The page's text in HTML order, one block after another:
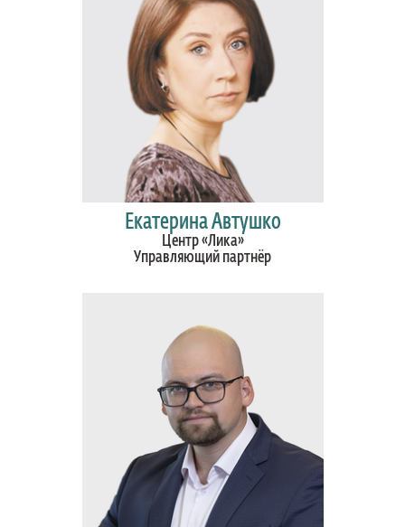
Екатерина Автушко
Центр «Лика»
Управляющий партнёр